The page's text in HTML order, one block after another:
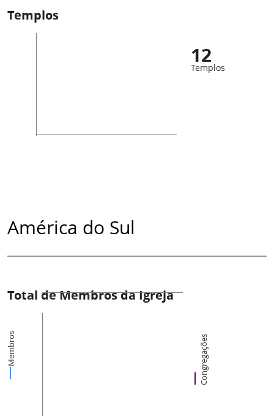
Templos
12
Templos
América do Sul
Total de Membros da Igreja
Membros Congregações